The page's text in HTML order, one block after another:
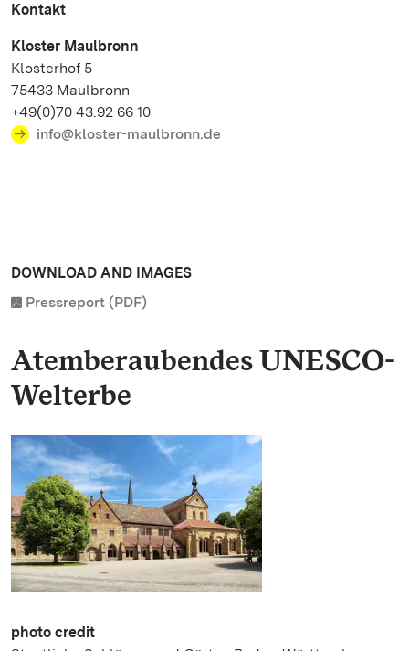
Kontakt
Kloster Maulbronn
Klosterhof 5
75433 Maulbronn
+49(0)70 43.92 66 10
info@kloster-maulbronn.de
DOWNLOAD AND IMAGES
Pressreport (PDF)
Atemberaubendes UNESCO-
Welterbe
photo credit